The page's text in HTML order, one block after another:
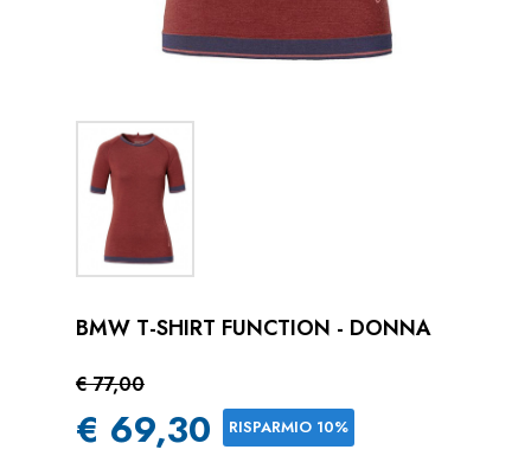
BMW T-SHIRT FUNCTION - DONNA
€ 77,00
€ 69,30 RISPARMIO 10%